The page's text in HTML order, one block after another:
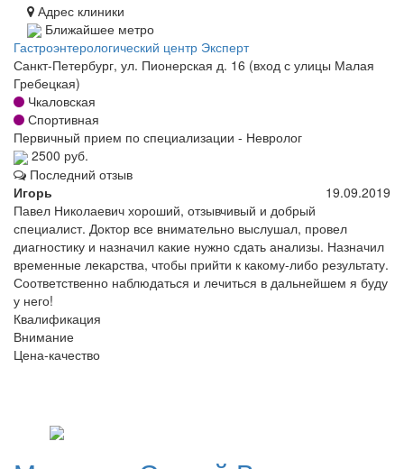
Адрес клиники
Ближайшее метро
Гастроэнтерологический центр Эксперт
Санкт-Петербург, ул. Пионерская д. 16 (вход с улицы Малая
Гребецкая)
Чкаловская
Спортивная
Первичный прием по специализации - Невролог
2500 руб.
Последний отзыв
Игорь
19.09.2019
Павел Николаевич хороший, отзывчивый и добрый
специалист. Доктор все внимательно выслушал, провел
диагностику и назначил какие нужно сдать анализы. Назначил
временные лекарства, чтобы прийти к какому-либо результату.
Соответственно наблюдаться и лечиться в дальнейшем я буду
у него!
Квалификация
Внимание
Цена-качество